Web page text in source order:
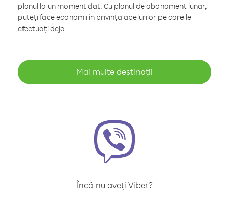
planul la un moment dat. Cu planul de abonament lunar,
puteți face economii în privința apelurilor pe care le
efectuați deja
Mai multe destinații
Încă nu aveți Viber?